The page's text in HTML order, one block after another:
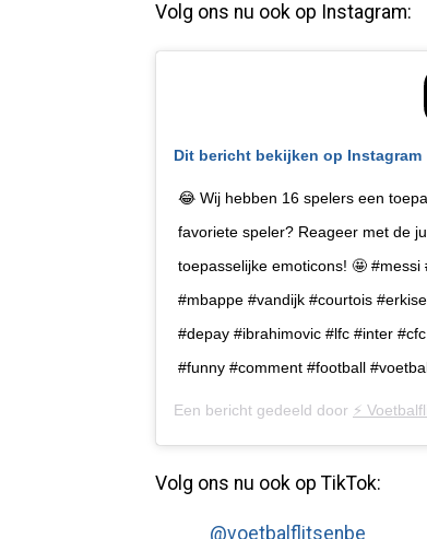
Volg ons nu ook op Instagram:
Dit bericht bekijken op Instagram
😂 Wij hebben 16 spelers een
favoriete speler? Reageer met de
toepasselijke emoticons! 🤩
#mbappe #vandijk #courtois
#depay #ibrahimovic #lfc #inter
#funny #comment #football
Een bericht gedeeld door ⚡️
Volg ons nu ook op TikTok:
@voetbalflitsenbe